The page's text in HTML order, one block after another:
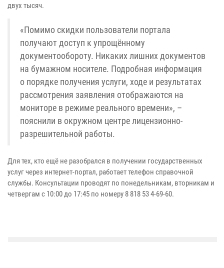
двух тысяч.
«Помимо скидки пользователи портала
получают доступ к упрощённому
документообороту. Никаких лишних документов
на бумажном носителе. Подробная информация
о порядке получения услуги, ходе и результатах
рассмотрения заявления отображаются на
мониторе в режиме реального времени», –
пояснили в окружном центре лицензионно-
разрешительной работы.
Для тех, кто ещё не разобрался в получении государственных
услуг через интернет-портал, работает телефон справочной
службы. Консультации проводят по понедельникам, вторникам и
четвергам с 10:00 до 17:45 по номеру 8 818 53 4-69-60.